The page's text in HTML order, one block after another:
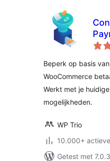
Beperk op basis
WooCommerce
Werkt met je
mogelijkheden.
WP Trio
10.000+
Getest met 7.0.3